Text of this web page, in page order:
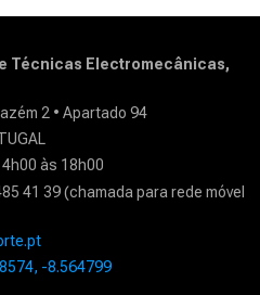
Técnicas Electromecânicas,
2 • Apartado 94
às 18h00
41 39 (chamada para rede móvel
-8.564799